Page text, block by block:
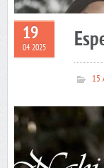
19
04 2025
15